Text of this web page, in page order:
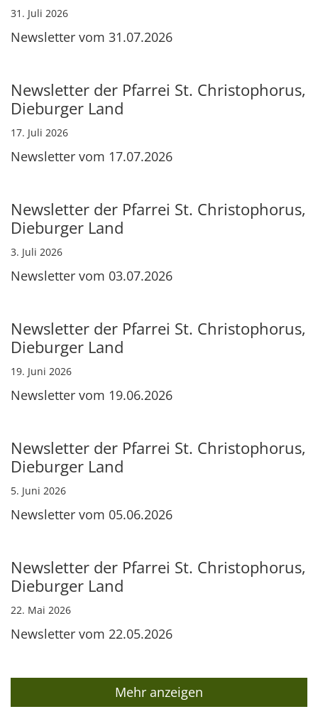
31. Juli 2026
Newsletter vom 31.07.2026
Newsletter der Pfarrei St. Christophorus,
Dieburger Land
17. Juli 2026
Newsletter vom 17.07.2026
Newsletter der Pfarrei St. Christophorus,
Dieburger Land
3. Juli 2026
Newsletter vom 03.07.2026
Newsletter der Pfarrei St. Christophorus,
Dieburger Land
19. Juni 2026
Newsletter vom 19.06.2026
Newsletter der Pfarrei St. Christophorus,
Dieburger Land
5. Juni 2026
Newsletter vom 05.06.2026
Newsletter der Pfarrei St. Christophorus,
Dieburger Land
22. Mai 2026
Newsletter vom 22.05.2026
Mehr anzeigen